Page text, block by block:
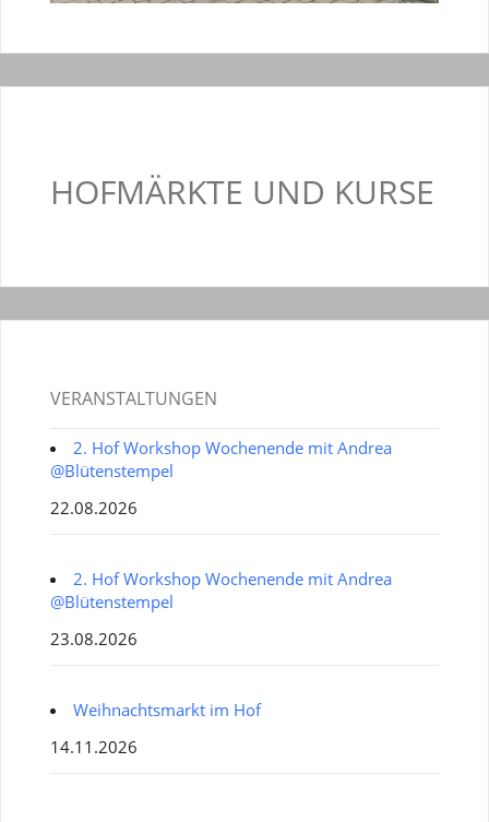
HOFMÄRKTE UND KURSE
VERANSTALTUNGEN
2. Hof Workshop Wochenende mit Andrea
@Blütenstempel
22.08.2026
2. Hof Workshop Wochenende mit Andrea
@Blütenstempel
23.08.2026
Weihnachtsmarkt im Hof
14.11.2026